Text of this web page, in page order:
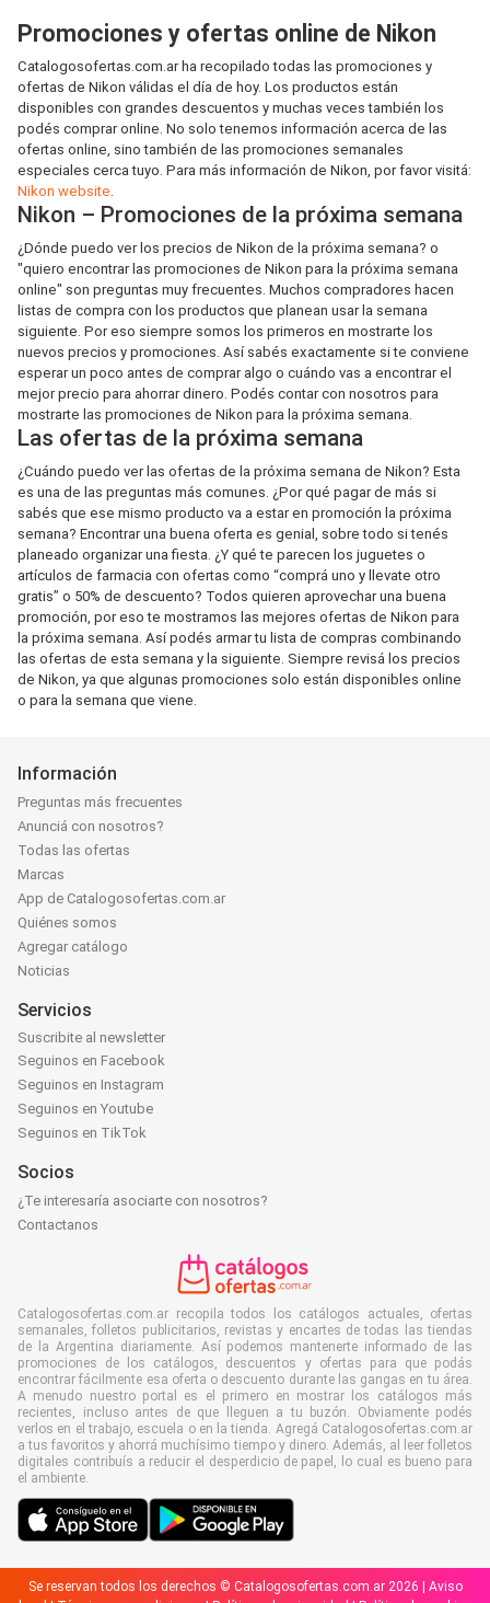
Promociones y ofertas online de Nikon
Catalogosofertas.com.ar ha recopilado todas las promociones y
ofertas de Nikon válidas el día de hoy. Los productos están
disponibles con grandes descuentos y muchas veces también los
podés comprar online. No solo tenemos información acerca de las
ofertas online, sino también de las promociones semanales
especiales cerca tuyo. Para más información de Nikon, por favor visitá:
Nikon website.
Nikon – Promociones de la próxima semana
¿Dónde puedo ver los precios de Nikon de la próxima semana? o
"quiero encontrar las promociones de Nikon para la próxima semana
online" son preguntas muy frecuentes. Muchos compradores hacen
listas de compra con los productos que planean usar la semana
siguiente. Por eso siempre somos los primeros en mostrarte los
nuevos precios y promociones. Así sabés exactamente si te conviene
esperar un poco antes de comprar algo o cuándo vas a encontrar el
mejor precio para ahorrar dinero. Podés contar con nosotros para
mostrarte las promociones de Nikon para la próxima semana.
Las ofertas de la próxima semana
¿Cuándo puedo ver las ofertas de la próxima semana de Nikon? Esta
es una de las preguntas más comunes. ¿Por qué pagar de más si
sabés que ese mismo producto va a estar en promoción la próxima
semana? Encontrar una buena oferta es genial, sobre todo si tenés
planeado organizar una fiesta. ¿Y qué te parecen los juguetes o
artículos de farmacia con ofertas como “comprá uno y llevate otro
gratis” o 50% de descuento? Todos quieren aprovechar una buena
promoción, por eso te mostramos las mejores ofertas de Nikon para
la próxima semana. Así podés armar tu lista de compras combinando
las ofertas de esta semana y la siguiente. Siempre revisá los precios
de Nikon, ya que algunas promociones solo están disponibles online
o para la semana que viene.
Información
Preguntas más frecuentes
Anunciá con nosotros?
Todas las ofertas
Marcas
App de Catalogosofertas.com.ar
Quiénes somos
Agregar catálogo
Noticias
Servicios
Suscribite al newsletter
Seguinos en Facebook
Seguinos en Instagram
Seguinos en Youtube
Seguinos en TikTok
Socios
¿Te interesaría asociarte con nosotros?
Contactanos
Catalogosofertas.com.ar recopila todos los catálogos actuales, ofertas
semanales, folletos publicitarios, revistas y encartes de todas las tiendas
de la Argentina diariamente. Así podemos mantenerte informado de las
promociones de los catálogos, descuentos y ofertas para que podás
encontrar fácilmente esa oferta o descuento durante las gangas en tu área.
A menudo nuestro portal es el primero en mostrar los catálogos más
recientes, incluso antes de que lleguen a tu buzón. Obviamente podés
verlos en el trabajo, escuela o en la tienda. Agregá Catalogosofertas.com.ar
a tus favoritos y ahorrá muchísimo tiempo y dinero. Además, al leer folletos
digitales contribuís a reducir el desperdicio de papel, lo cual es bueno para
el ambiente.
Se reservan todos los derechos © Catalogosofertas.com.ar 2026 | Aviso